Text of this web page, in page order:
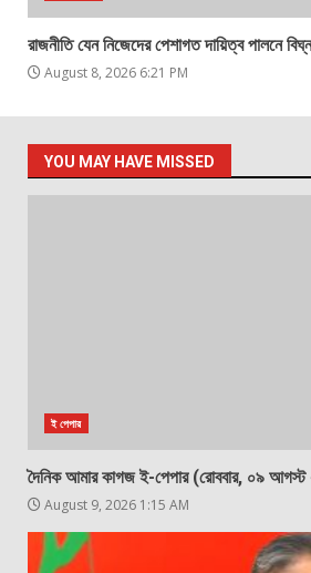
রাজনীতি যেন নিজেদের পেশাগত দায়িত্ব পালনে বিঘ্ন
August 8, 2026 6:21 PM
YOU MAY HAVE MISSED
ই পেপার
দৈনিক আমার কাগজ ই-পেপার (রোববার, ০৯
August 9, 2026 1:15 AM